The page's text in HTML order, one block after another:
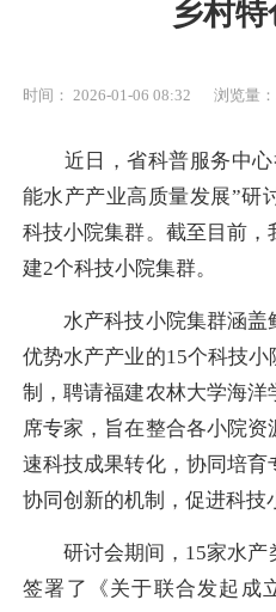
乡村
时间： 2026-01-06 08:32 浏览量
近日，省科普服务中心
能水产产业高质量发展”研
科技小院集群。截至目前，
建2个科技小院集群。
水产科技小院集群涵盖
优势水产产业的15个科技
制，聘请福建农林大学海
席专家，旨在整合各小院
速科技成果转化，协同培育
协同创新的机制，促进科技
研讨会期间，15家水产
签署了《关于联合发起成